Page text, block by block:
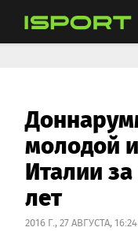
молодой
Италии
лет
2016 Г., 27 АВГУСТА, 16:24